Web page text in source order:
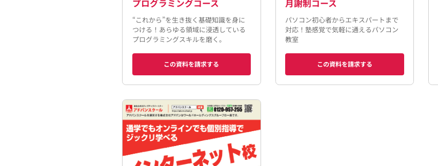
プログラミングコース
“これから”を生き抜く基礎知識を身に
つける！あらゆる領域に浸透している
プログラミングスキルを磨く。
この資料を請求する
月謝制コース
パソコン初心者からエキスパートまで
対応！塾感覚で気軽に通えるパソコン
教室
この資料を請求する